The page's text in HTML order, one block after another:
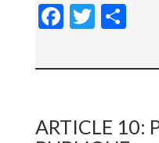
F
e
o
T
itt ta
er
ARTICLE 10: